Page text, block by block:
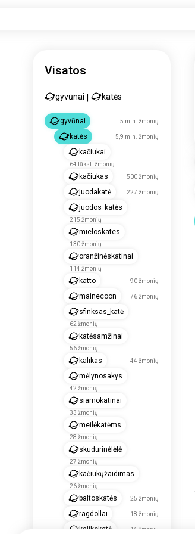
Visatos
gyvūnai katės
gyvūnai 5 mln. žmonių
katės 5,9 mln. žmonių
kačiukai
64 tūkst. žmonių
kačiukas 500 žmonių
juodakatė 227 žmonių
juodos_katės
215 žmonių
mieloskates
130 žmonių
oranžinėskatinai
114 žmonių
katto 90 žmonių
mainecoon 76 žmonių
sfinksas_katė
62 žmonių
katėsamžinai
56 žmonių
kalikas 44 žmonių
mėlynosakys
42 žmonių
siamokatinai
33 žmonių
meilėkatėms
28 žmonių
skudurinėlėlė
27 žmonių
kačiukųžaidimas
26 žmonių
baltoskatės 25 žmonių
ragdollai 18 žmonių
kalikokatė 16 žmonių